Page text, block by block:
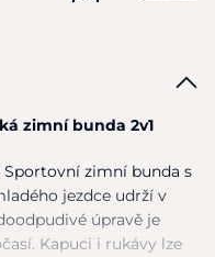
zimní bunda 2v1
Sportovní zimní bunda s
jezdce udrží v
úpravě je
Kapuci i rukávy lze